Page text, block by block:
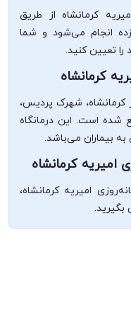
کرمانشاه از طریق
انجام می‌شود و شما
تعیین کنید.
کرمانشاه
کرمانشاه، شهرک پردیس،
بین کوی 226 و 230 واقع شده است. این درمانگاه
بیماران می‌باشد.
امیریه کرمانشاه
امیریه کرمانشاه،